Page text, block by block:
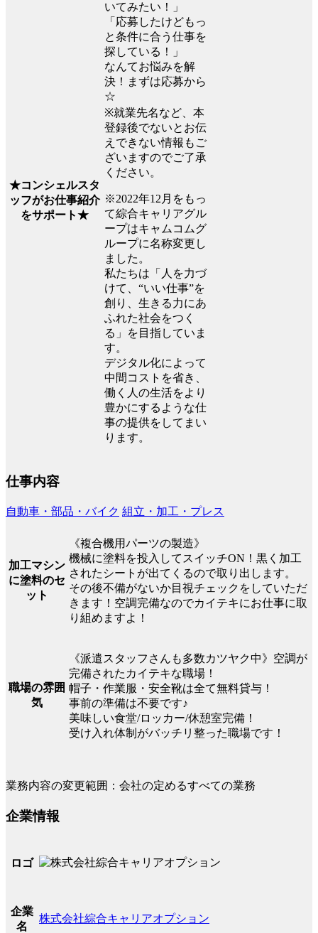
★コンシェルスタ
ッフがお仕事紹介
をサポート★
いてみたい！」
「応募したけどもっ
と条件に合う仕事を
探している！」
なんてお悩みを解
決！まずは応募から
☆
※就業先名など、本
登録後でないとお伝
えできない情報もご
ざいますのでご了承
ください。
※2022年12月をもっ
て綜合キャリアグル
ープはキャムコムグ
ループに名称変更し
ました。
私たちは「人を力づ
けて、“いい仕事”を
創り、生きる力にあ
ふれた社会をつく
る」を目指していま
す。
デジタル化によって
中間コストを省き、
働く人の生活をより
豊かにするような仕
事の提供をしてまい
ります。
仕事内容
自動車・部品・バイク 組立・加工・プレス
加工マシン
に塗料のセ
ット
《複合機用パーツの製造》
機械に塗料を投入してスイッチON！黒く加工
されたシートが出てくるので取り出します。
その後不備がないか目視チェックをしていただ
きます！空調完備なのでカイテキにお仕事に取
り組めますよ！
職場の雰囲
気
《派遣スタッフさんも多数カツヤク中》空調が
完備されたカイテキな職場！
帽子・作業服・安全靴は全て無料貸与！
事前の準備は不要です♪
美味しい食堂/ロッカー/休憩室完備！
受け入れ体制がバッチリ整った職場です！
業務内容の変更範囲：会社の定めるすべての業務
企業情報
ロゴ
企業
名
株式会社綜合キャリアオプション